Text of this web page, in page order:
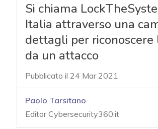
Si chiama
Italia attraverso una
dettagli per
da un attacco
Pubblicato il 24 Mar 2021
Paolo Tarsitano
Editor Cybersecurity360.it